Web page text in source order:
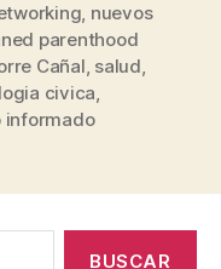
, nuevos
parenthood
Cañal, salud,
civica,
informado